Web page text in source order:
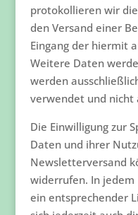
protokollieren wir
den Versand einer
Eingang der hiermit
Weitere Daten
werden
verwendet und nicht
Die Einwilligung zur
Daten und ihrer
Newsletterversand
widerrufen. In
ein entsprechender